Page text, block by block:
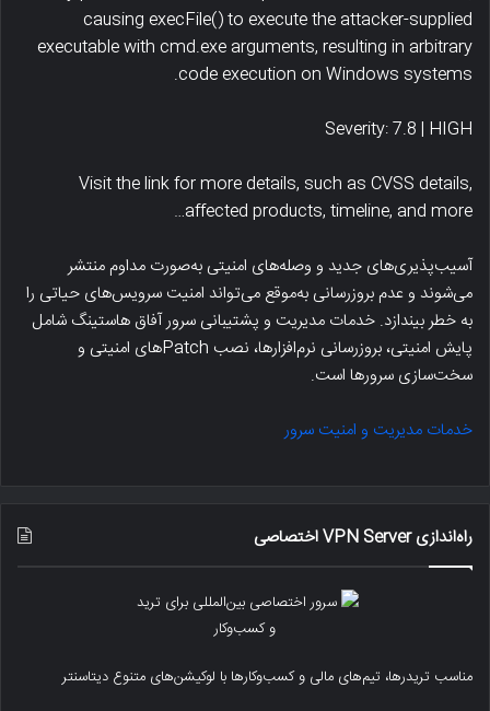
causing execFile() to execute the attacker-supplied
executable with cmd.exe arguments, resulting in arbitrary
code execution on Windows systems.
Severity: 7.8 | HIGH
Visit the link for more details, such as CVSS details,
affected products, timeline, and more…
آسیب‌پذیری‌های جدید و وصله‌های امنیتی به‌صورت مداوم منتشر
می‌شوند و عدم بروزرسانی به‌موقع می‌تواند امنیت سرویس‌های حیاتی را
به خطر بیندازد. خدمات مدیریت و پشتیبانی سرور آفاق هاستینگ شامل
پایش امنیتی، بروزرسانی نرم‌افزارها، نصب Patchهای امنیتی و
سخت‌سازی سرورها است.
خدمات مدیریت و امنیت سرور
راه‌اندازی VPN Server اختصاصی
مناسب تریدرها، تیم‌های مالی و کسب‌وکارها با لوکیشن‌های متنوع دیتاسنتر